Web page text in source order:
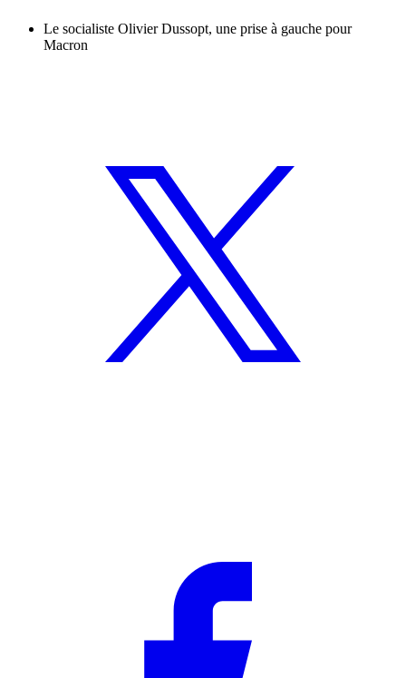
Le socialiste Olivier Dussopt, une prise à gauche pour
Macron